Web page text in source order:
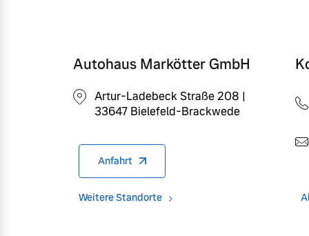
Autohaus Markötter GmbH
Artur-Ladebeck Straße 208 |
33647 Bielefeld-Brackwede
Anfahrt
Weitere Standorte